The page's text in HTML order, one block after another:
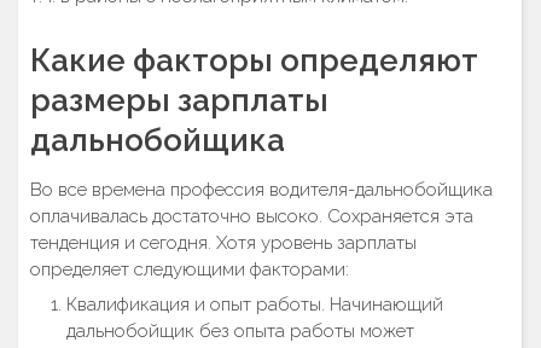
Какие факторы определяют
размеры зарплаты
дальнобойщика
Во все времена профессия водителя-дальнобойщика
оплачивалась достаточно высоко. Сохраняется эта
тенденция и сегодня. Хотя уровень зарплаты
определяет следующими факторами:
Квалификация и опыт работы. Начинающий
дальнобойщик без опыта работы может